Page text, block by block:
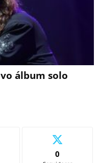
álbum solo
0